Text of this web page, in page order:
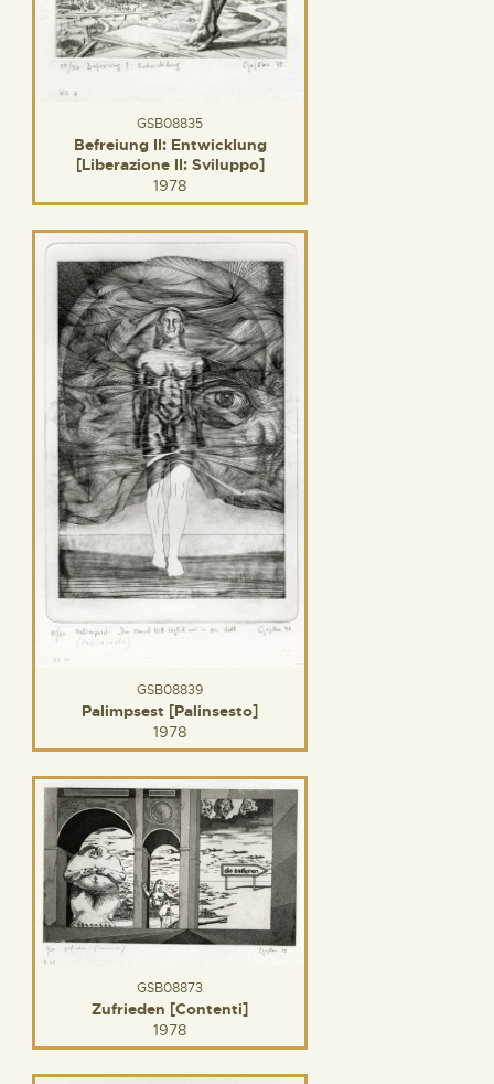
GSB08835
Befreiung II: Entwicklung
[Liberazione II: Sviluppo]
1978
GSB08839
Palimpsest [Palinsesto]
1978
GSB08873
Zufrieden [Contenti]
1978